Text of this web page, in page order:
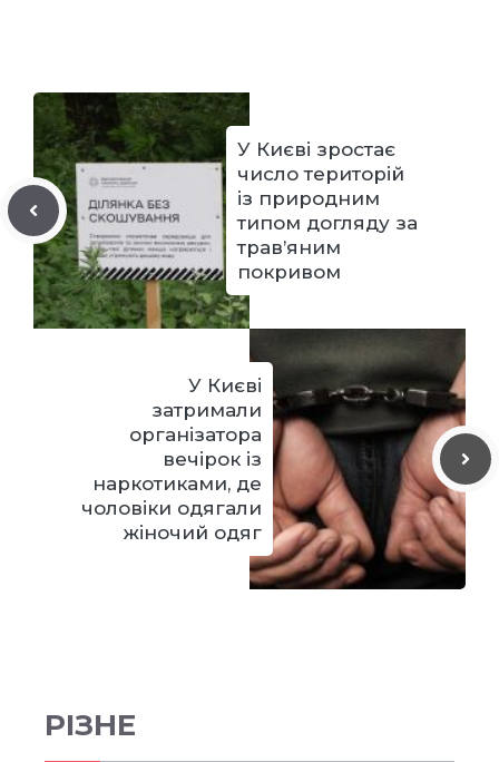
У Києві зростає
число територій
із природним
типом догляду за
трав’яним
покривом
У Києві
затримали
організатора
вечірок із
наркотиками, де
чоловіки одягали
жіночий одяг
РІЗНЕ